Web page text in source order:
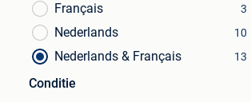
Français
3
Nederlands 10
Nederlands & Français 13
Conditie